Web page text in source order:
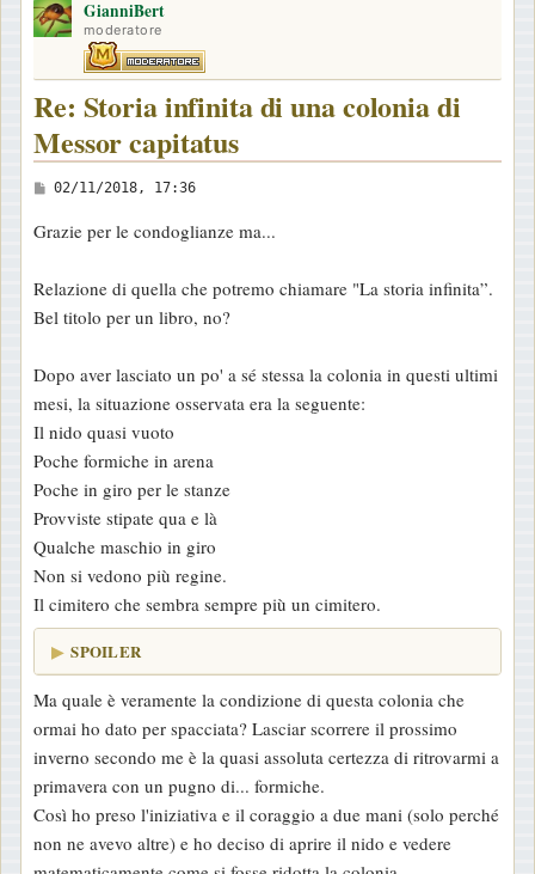
GianniBert
moderatore
Re: Storia infinita di una colonia di
Messor capitatus
M
s
a
g
i
o
02/11/2018, 17:36
Grazie per le condoglianze ma...
Relazione di quella che potremo chiamare "La storia infinita”.
Bel titolo per un libro, no?
Dopo aver lasciato un po' a sé stessa la colonia in questi ultimi
mesi, la situazione osservata era la seguente:
Il nido quasi vuoto
Poche formiche in arena
Poche in giro per le stanze
Provviste stipate qua e là
Qualche maschio in giro
Non si vedono più regine.
Il cimitero che sembra sempre più un cimitero.
SPOILER
Ma quale è veramente la condizione di questa colonia che
ormai ho dato per spacciata? Lasciar scorrere il prossimo
inverno secondo me è la quasi assoluta certezza di ritrovarmi a
primavera con un pugno di... formiche.
Così ho preso l'iniziativa e il coraggio a due mani (solo perché
non ne avevo altre) e ho deciso di aprire il nido e vedere